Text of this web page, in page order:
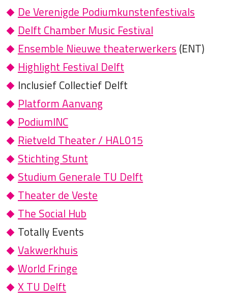
De Verenigde Podiumkunstenfestivals
Delft Chamber Music Festival
Ensemble Nieuwe theaterwerkers(ENT)
Highlight Festival Delft
Inclusief Collectief Delft
Platform Aanvang
PodiumINC
Rietveld Theater / HAL015
Stichting Stunt
Studium Generale TU Delft
Theater de Veste
The Social Hub
Totally Events
Vakwerkhuis
World Fringe
X TU Delft